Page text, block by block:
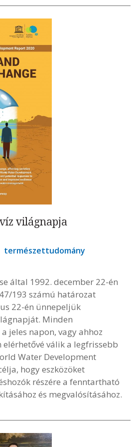
világnapja
természettudomány
által 1992. december 22-én
193 számú határozat
22-én ünnepeljük
Minden
jeles napon, vagy ahhoz
válik a legfrissebb
Water Development
hogy eszközöket
részére a fenntartható
és megvalósításához.